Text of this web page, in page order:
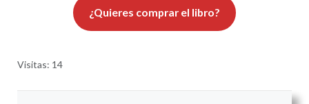
¿Quieres comprar el libro?
Visitas: 14